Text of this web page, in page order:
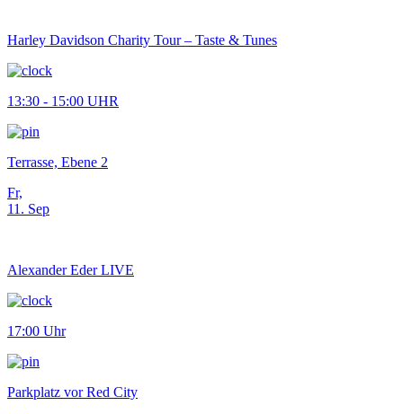
Harley Davidson Charity Tour – Taste & Tunes
13:30 - 15:00 UHR
Terrasse, Ebene 2
Fr,
11. Sep
Alexander Eder LIVE
17:00 Uhr
Parkplatz vor Red City